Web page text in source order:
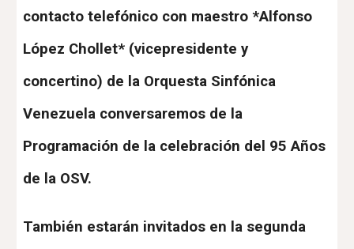
contacto telefónico con maestro *Alfonso
López Chollet* (vicepresidente y
concertino) de la Orquesta Sinfónica
Venezuela conversaremos de la
Programación de la celebración del 95 Años
de la OSV.
También estarán invitados en la segunda